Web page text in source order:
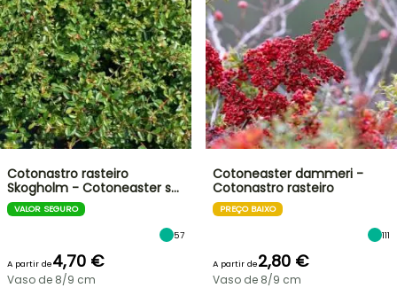
Cotonastro rasteiro
Skogholm - Cotoneaster s…
VALOR SEGURO
57
A partir de4,70 €
Vaso de 8/9 cm
Cotoneaster dammeri -
Cotonastro rasteiro
PREÇO BAIXO
111
A partir de2,80 €
Vaso de 8/9 cm